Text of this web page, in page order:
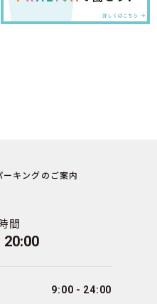
ーキングのご案内
間
20:00
9:00 - 24:00